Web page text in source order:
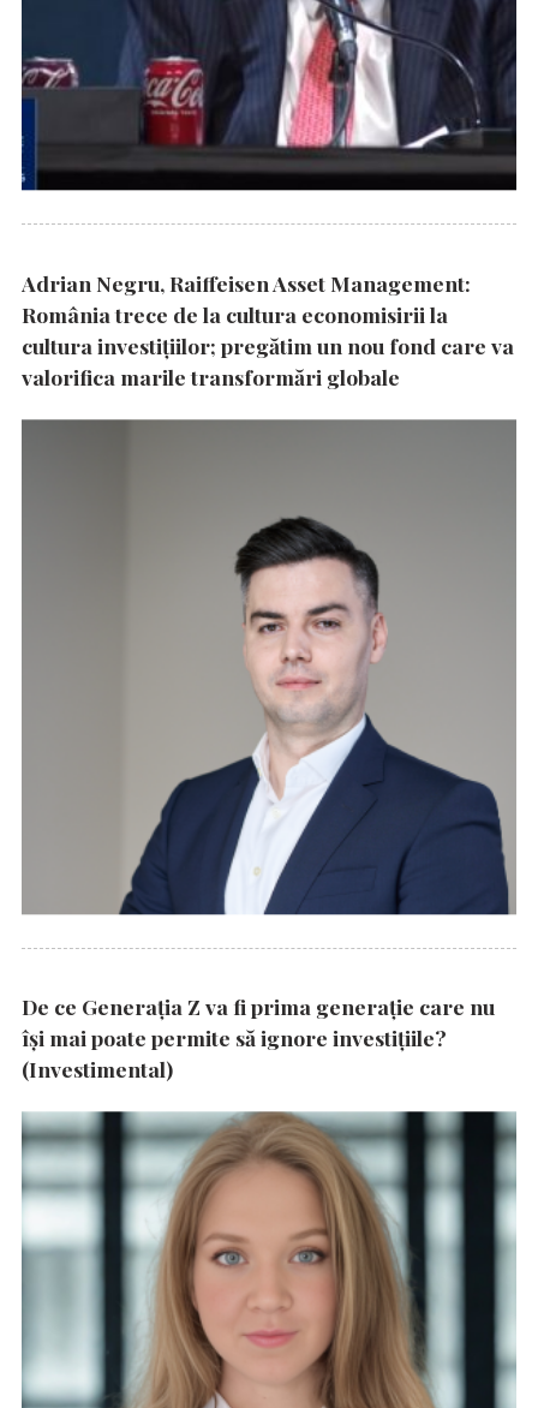
Adrian Negru, Raiffeisen Asset Management:
România trece de la cultura economisirii la
cultura investițiilor; pregătim un nou fond care va
valorifica marile transformări globale
De ce Generația Z va fi prima generație care nu
își mai poate permite să ignore investițiile?
(Investimental)